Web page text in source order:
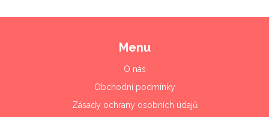
Menu
O nás
Obchodní podmínky
Zásady ochrany osobních údajů